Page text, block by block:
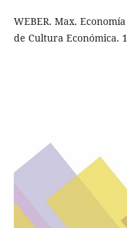
WEBER. Max.
de Cultura Económica.